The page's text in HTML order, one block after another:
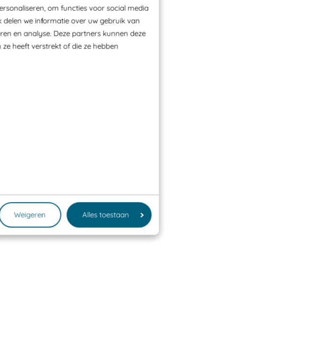
om functies voor social media
delen we informatie over uw gebruik van
en analyse. Deze partners kunnen deze
heeft verstrekt of die ze hebben
Weigeren Alles toestaan